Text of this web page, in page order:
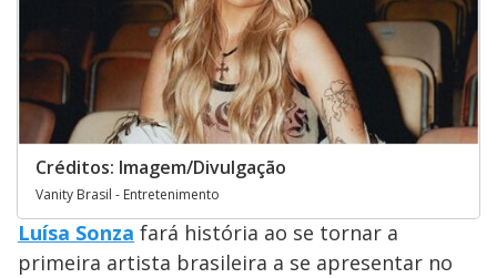
Créditos: Imagem/Divulgação
Vanity Brasil - Entretenimento
Luísa Sonza fará história ao se tornar a
primeira artista brasileira a se apresentar no